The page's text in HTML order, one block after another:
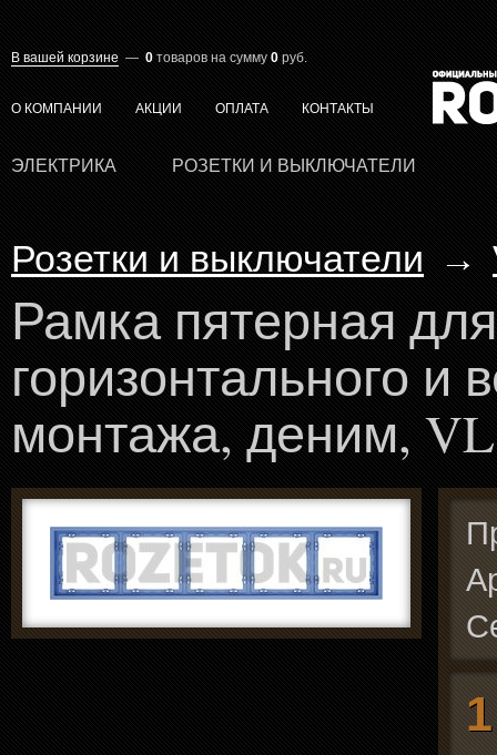
В вашей корзине — 0 товаров на сумму 0 руб.
О КОМПАНИИ АКЦИИ ОПЛАТА КОНТАКТЫ
ЭЛЕКТРИКА РОЗЕТКИ И ВЫКЛЮЧАТЕЛИ
Розетки и выключатели →
Рамка пятерная для
горизонтального и
монтажа, деним,